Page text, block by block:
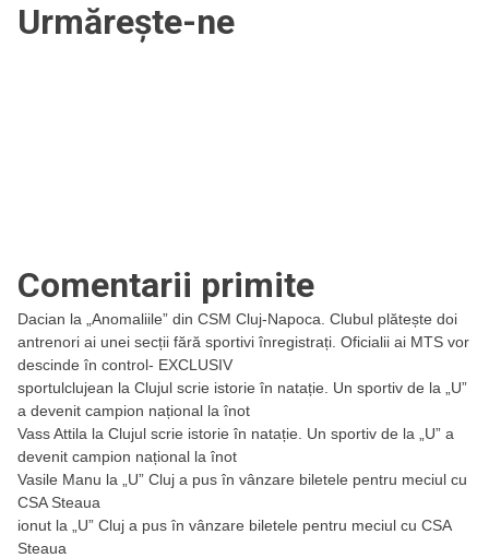
Urmărește-ne
Comentarii primite
Dacian la
„Anomaliile” din CSM Cluj-Napoca. Clubul plătește doi
antrenori ai unei secții fără sportivi înregistrați. Oficialii ai MTS vor
descinde în control- EXCLUSIV
sportulclujean la Clujul scrie istorie în natație. Un sportiv de la „U”
a devenit campion național la înot
Vass Attila la Clujul scrie istorie în natație. Un sportiv de la „U” a
devenit campion național la înot
Vasile Manu la
„U” Cluj a pus în vânzare biletele pentru meciul cu
CSA Steaua
ionut la
„U” Cluj a pus în vânzare biletele pentru meciul cu CSA
Steaua